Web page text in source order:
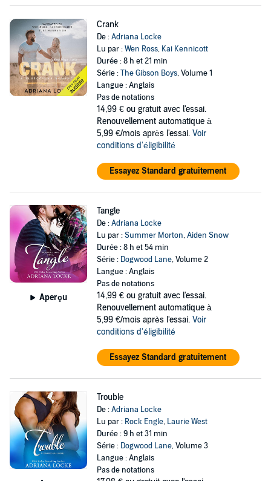
Crank
De :Adriana Locke
Lu par :Wen Ross, Kai Kennicott
Durée : 8 h et 21 min
Série :The Gibson Boys, Volume 1
Langue : Anglais
Pas de notations
14,99 € ou gratuit avec l'essai.
Renouvellement automatique à
5,99 €/mois après l'essai. Voir
conditions d'éligibilité
Essayez Standard gratuitement
Aperçu
Tangle
De :Adriana Locke
Lu par :Summer Morton,Aiden Snow
Durée : 8 h et 54 min
Série : Dogwood Lane, Volume 2
Langue : Anglais
Pas de notations
14,99 € ou gratuit avec l'essai.
Renouvellement automatique à
5,99 €/mois après l'essai. Voir
conditions d'éligibilité
Essayez Standard gratuitement
Trouble
De :Adriana Locke
Lu par : Rock Engle, Laurie West
Durée : 9 h et 31 min
Série : Dogwood Lane, Volume 3
Langue : Anglais
Pas de notations